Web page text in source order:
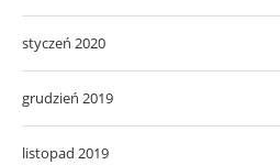
styczeń 2020
grudzień 2019
listopad 2019